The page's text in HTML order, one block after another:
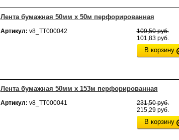
Лента бумажная 50мм х 50м перфорированная
Артикул: v8_ТТ000042
109,50 руб.
101,83 руб.
В корзину
Лента бумажная 50мм х 153м перфорированная
Артикул: v8_ТТ000041
231,50 руб.
215,29 руб.
В корзину